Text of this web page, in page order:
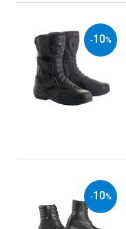
-10%
-10%